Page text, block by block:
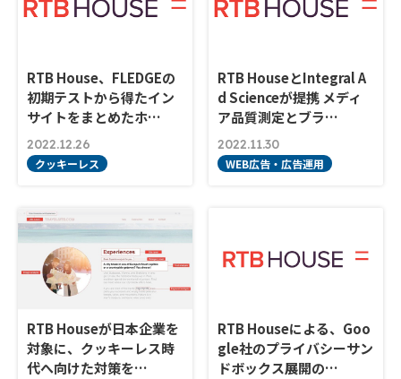
RTB House、FLEDGEの
初期テストから得たイン
サイトをまとめたホ…
2022.12.26
クッキーレス
RTB HouseとIntegral A
d Scienceが提携 メディ
ア品質測定とブラ…
2022.11.30
WEB広告・広告運用
RTB Houseが日本企業を
対象に、クッキーレス時
代へ向けた対策を…
RTB Houseによる、Goo
gle社のプライバシーサン
ドボックス展開の…